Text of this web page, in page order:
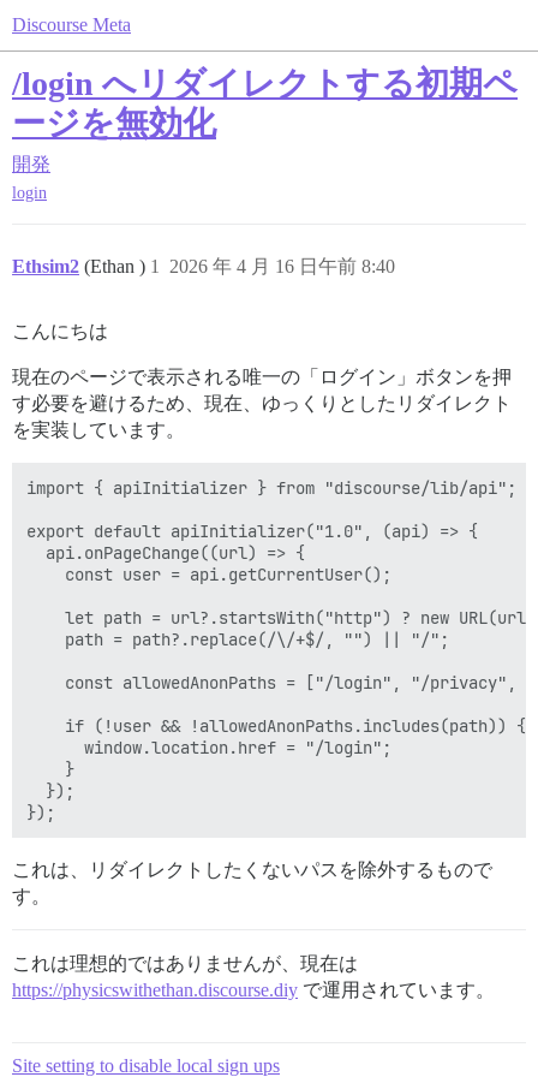
Discourse Meta
/login へリダイレクトする初期ペ
ージを無効化
開発
login
Ethsim2 (Ethan ) 2026 年 4 月 16 日午前 8:40
1
こんにちは
現在のページで表示される唯一の「ログイン」ボタンを押
す必要を避けるため、現在、ゆっくりとしたリダイレクト
を実装しています。
import { apiInitializer } from "discourse/lib/api";
export default apiInitializer("1.0", (api) => {
  api.onPageChange((url) => {
    const user = api.getCurrentUser();
let path = url?.startsWith("http") ? new
    path = path?.replace(/\/+$/, "") || "/";
const allowedAnonPaths = ["/login", "/privacy",
    if (!user && !allowedAnonPaths.includes(path)) {
      window.location.href = "/login";
    }
  });
これは、リダイレクトしたくないパスを除外するもので
す。
これは理想的ではありませんが、現在は
https://physicswithethan.discourse.diy で運用されています。
Site setting to disable local sign ups